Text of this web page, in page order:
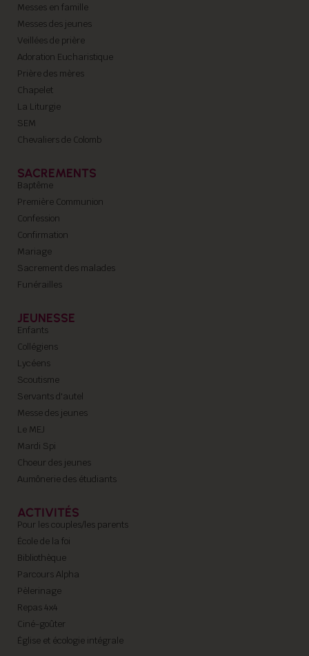
Messes en famille
Messes des jeunes
Veillées de prière
Adoration Eucharistique
Prière des mères
Chapelet
La Liturgie
SEM
Chevaliers de Colomb
SACREMENTS
Baptême
Première Communion
Confession
Confirmation
Mariage
Sacrement des malades
Funérailles
JEUNESSE
Enfants
Collégiens
Lycéens
Scoutisme
Servants d'autel
Messe des jeunes
Le MEJ
Mardi Spi
Choeur des jeunes
Aumônerie des étudiants
ACTIVITÉS
Pour les couples/les parents
École de la foi
Bibliothèque
Parcours Alpha
Pèlerinage
Repas 4x4
Ciné-goûter
Église et écologie intégrale